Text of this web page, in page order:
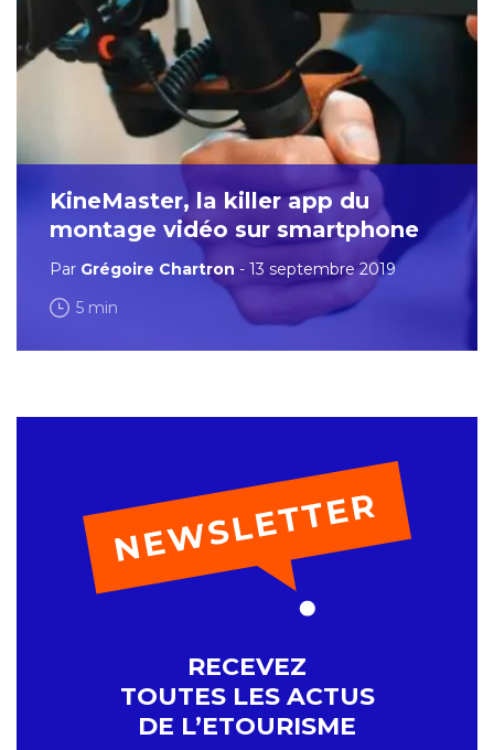
KineMaster, la killer app du
montage vidéo sur smartphone
Par Grégoire Chartron - 13 septembre 2019
5 min
RECEVEZ
TOUTES LES ACTUS
DE L’ETOURISME